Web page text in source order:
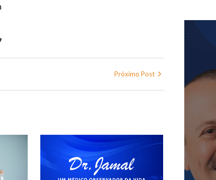
Próximo Post